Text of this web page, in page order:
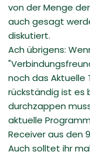
von der Menge
auch gesagt
diskutiert.
Ach übrigens:
noch das Aktuelle
rückständig ist es
durchzappen
aktuelle
Receiver aus den
Auch solltet ihr